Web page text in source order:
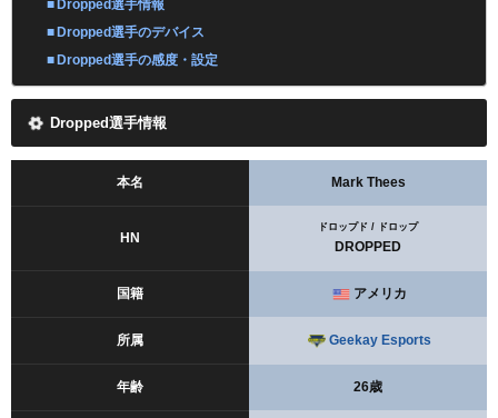
Dropped選手情報
Dropped選手のデバイス
Dropped選手の感度・設定
Dropped選手情報
本名 Mark Thees
HN
ドロップド / ドロップ
DROPPED
国籍 アメリカ
所属 Geekay Esports
年齢 26歳